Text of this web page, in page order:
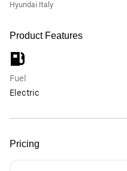
Hyundai Italy
Product Features
Fuel
Electric
Pricing